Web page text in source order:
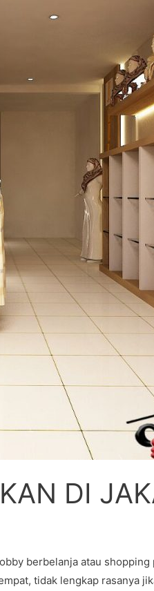
DI
berbelanja atau
tidak lengkap rasanya